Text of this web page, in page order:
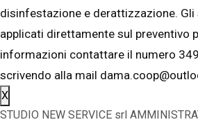
disinfestazione e derattizzazione. Gli
applicati direttamente sul preventivo
informazioni contattare il numero
scrivendo alla mail
X
STUDIO NEW SERVICE srl